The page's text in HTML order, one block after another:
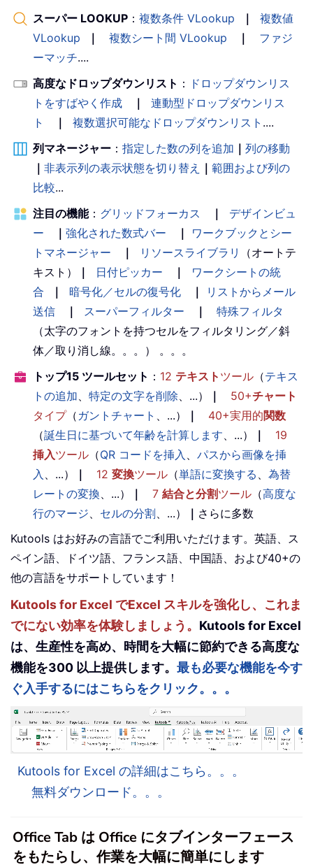
スーパー LOOKUP ： 複数条件 VLookup ｜
複数値
VLookup
｜ 複数シート間 VLookup ｜
ファジ
ーマッチ....
高度なドロップダウンリスト ： ドロップダウンリス
トをすばやく作成
｜
連動型ドロップダウンリス
ト
｜ 複数選択可能なドロップダウンリスト ....
列マネージャー ： 指定した数の列を追加 ｜ 列の移動
｜ 非表示列の表示状態を切り替え ｜ 範囲および列の
比較...
注目の機能： グリッドフォーカス ｜
デザインビュ
ー
｜ 強化された数式バー ｜
ワークブックとシー
トマネージャー
｜ リソースライブラリ
（オートテ
キスト）
｜ 日付ピッカー ｜
ワークシートの統
合
｜ 暗号化／セルの復号化 ｜
リストからメール
送信
｜ スーパーフィルター ｜
特殊フィルタ
（太字のフォントを持つセルをフィルタリング／斜
体／取り消し線。。。） 。。。
トップ15 ツールセット ： 12 テキスト ツール （テキス
トの追加
特定の文字を削除 、...） ｜ 50+チャート
タイプ（ ガントチャート 、...） ｜ 40+実用的関数
（誕生日に基づいて年齢を計算します 、...） ｜
19
挿入ツール （QR コードを挿入
パスから画像を挿
入
、...） ｜ 12 変換ツール （単語に変換する
為替
レートの変換 、...） ｜ 7 結合と分割ツール （高度な
行のマージ
セルの分割 、...） ｜ さらに多数
Kutools はお好みの言語でご利用いただけます。英語、ス
ペイン語、ドイツ語、フランス語、中国語、および40+の
他の言語をサポートしています！
Kutools for Excel でExcel スキルを強化し、これま
でにない効率を体験しましょう。 Kutools for Excel
は、生産性を高め、時間を大幅に節約できる高度な
機能を300 以上提供します。 最も必要な機能を今す
ぐ入手するにはこちらをクリック。。。
Kutools for Excel の詳細はこちら。。。
無料ダウンロード。。。
Office Tab は Office にタブインターフェース
をもたらし、作業を大幅に簡単にします